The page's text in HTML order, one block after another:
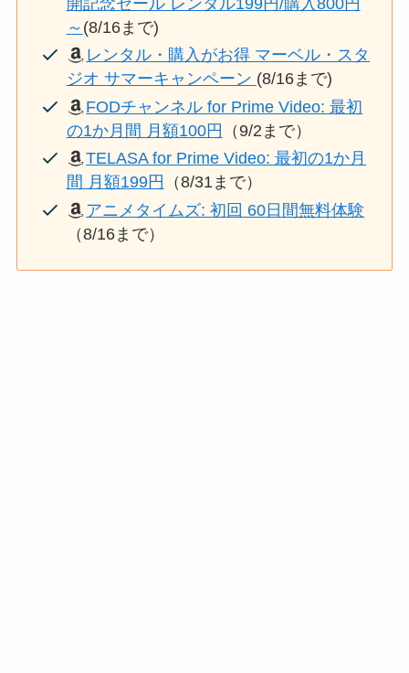
～ (8/16まで)
レンタル・購入がお得 マーベル・スタ
ジオ サマーキャンペーン (8/16まで)
FODチャンネル for Prime Video: 最初
の1か月間 月額100円 （9/2まで）
TELASA for Prime Video: 最初の1か月
間 月額199円
（8/31まで）
アニメタイムズ: 初回 60日間無料体験
（8/16まで）